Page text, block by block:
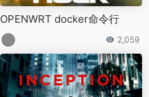
OPENWRT docker命令行
2,059